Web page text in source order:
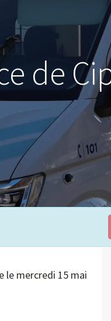
de
le mercredi 15 mai